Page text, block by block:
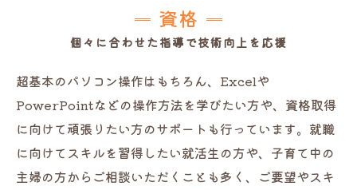
資格
個々に合わせた指導で技術向上を応援
超基本のパソコン操作はもちろん、Excelや
PowerPointなどの操作方法を学びたい方や、資格取得
に向けて頑張りたい方のサポートも行っています。就職
に向けてスキルを習得したい就活生の方や、子育て中の
主婦の方からご相談いただくことも多く、ご要望やスキ